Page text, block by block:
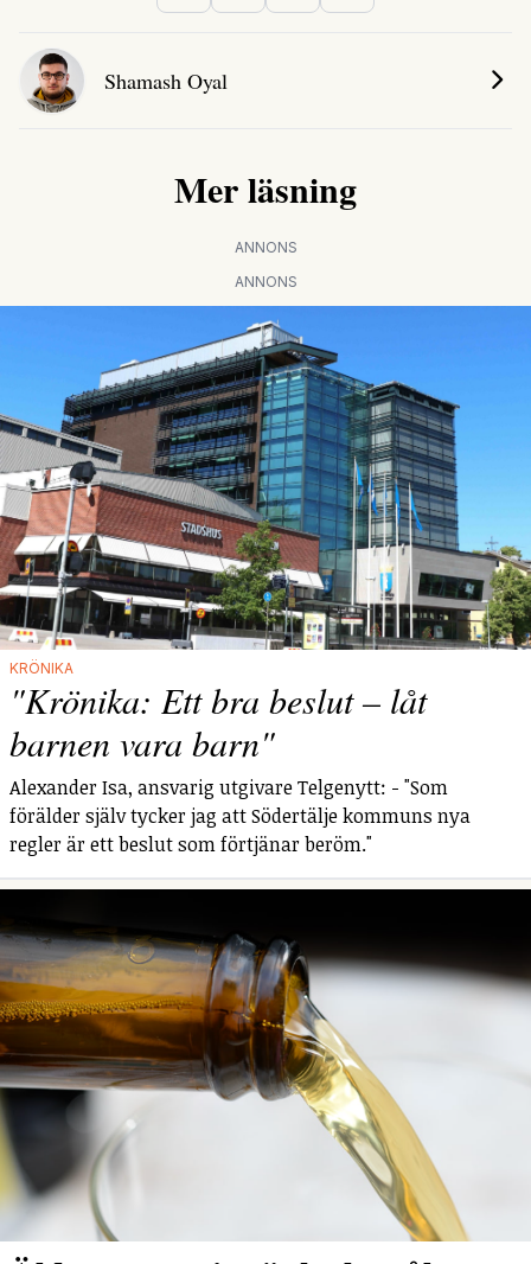
Shamash Oyal
Mer läsning
ANNONS
ANNONS
KRÖNIKA
"Krönika: Ett bra beslut – låt
barnen vara barn"
Alexander Isa, ansvarig utgivare Telgenytt: - "Som
förälder själv tycker jag att Södertälje kommuns nya
regler är ett beslut som förtjänar beröm."